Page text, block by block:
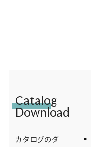
Catalog
Download
カタログのダ